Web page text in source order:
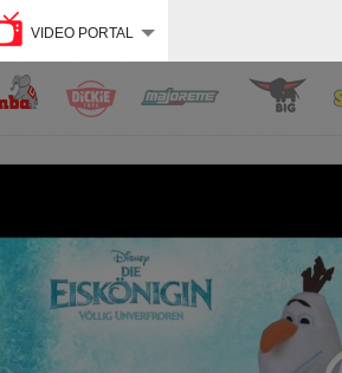
VIDEO PORTAL